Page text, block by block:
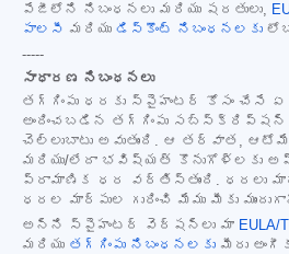
పేజీలోని నిబంధనలు మరియు షరతులు,
పాలసీ మరియు డిస్కౌంట్ నిబంధనలకు
-----
సాధారణ నిబంధనలు
తగ్గింపు ధరకు స్పైహంటర్ కోసం చేసే ఏ
అందించబడిన తగ్గింపు
చెల్లుబాటు అవుతుంది. ఆ తర్వాత,
మరియు/లేదా భవిష్యత్ కొనుగోళ్లకు
ప్రామాణిక ధర వర్తిస్తుంది. ధరలు
ధరల మార్పుల గురించి మేము మీకు
అన్ని స్పైహంటర్ వెర్షన్‌లు మా EULA/
మరియు తగ్గింపు నిబంధనలకు మీరు